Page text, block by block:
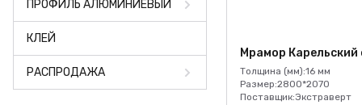
ПРОФИЛЬ АЛЮМИНИЕВЫЙ
КЛЕЙ
РАСПРОДАЖА
Мрамор Карельский
Толщина (мм):16 мм
Размер:2800*2070
Поставщик:Экстраверт